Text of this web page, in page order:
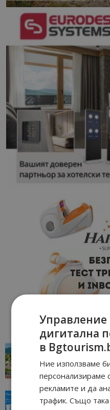
“Пощенска
отвъд
Петрич 11/
“Пощенска
всички
дигитална
в
Ние използваме
персонализираме
рекламите и да
трафик. Също